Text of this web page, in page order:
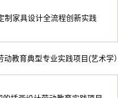
制家具设计全流程创新实践
教育典型专业实践项目(艺术学）